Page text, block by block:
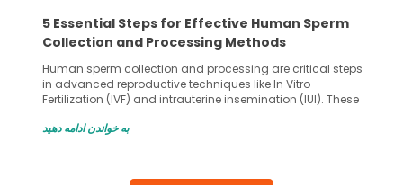
5 Essential Steps for Effective Human Sperm
Collection and Processing Methods
Human sperm collection and processing are critical steps
in advanced reproductive techniques like In Vitro
Fertilization (IVF) and intrauterine insemination (IUI). These
challenges and help couples achieve their dream of
collected, they process the
به خواندن ادامه دهید